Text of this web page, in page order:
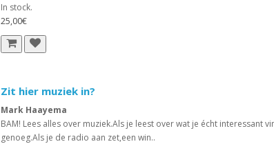
In stock.
25,00€
Zit hier muziek in?
Mark Haayema
BAM! Lees alles over muziek.Als je leest over wat je écht
genoeg.Als je de radio aan zet,een win..